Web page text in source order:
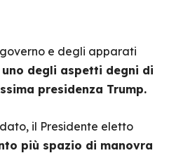
e degli apparati
uno degli aspetti degni di
presidenza Trump.
il Presidente eletto
più spazio di manovra